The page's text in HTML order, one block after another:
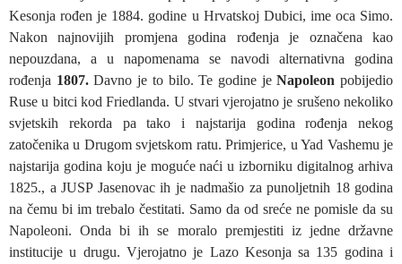
Kesonja rođen je 1884. godine u Hrvatskoj Dubici, ime oca Simo.
Nakon najnovijih promjena godina rođenja je označena kao
nepouzdana, a u napomenama se navodi alternativna godina
rođenja 1807.Davno je to bilo. Te godine jeNapoleonpobijedio
Ruse u bitci kod Friedlanda. U stvari vjerojatno je srušeno nekoliko
svjetskih rekorda pa tako i najstarija godina rođenja nekog
zatočenika u Drugom svjetskom ratu. Primjerice, u Yad Vashemu je
najstarija godina koju je moguće naći u izborniku digitalnog arhiva
1825., a JUSP Jasenovac ih je nadmašio za punoljetnih 18 godina
na čemu bi im trebalo čestitati. Samo da od sreće ne pomisle da su
Napoleoni. Onda bi ih se moralo premjestiti iz jedne državne
institucije u drugu. Vjerojatno je Lazo Kesonja sa 135 godina i